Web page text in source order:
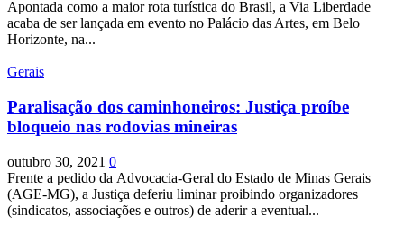
Apontada como a maior rota turística do Brasil, a Via Liberdade
acaba de ser lançada em evento no Palácio das Artes, em Belo
Horizonte, na...
Gerais
Paralisação dos caminhoneiros: Justiça proíbe
bloqueio nas rodovias mineiras
outubro 30, 2021 0
Frente a pedido da Advocacia-Geral do Estado de Minas Gerais
(AGE-MG), a Justiça deferiu liminar proibindo organizadores
(sindicatos, associações e outros) de aderir a eventual...